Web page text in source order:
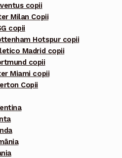
copii
Milan Copii
copii
Hotspur copii
Madrid copii
copii
Miami copii
Copii